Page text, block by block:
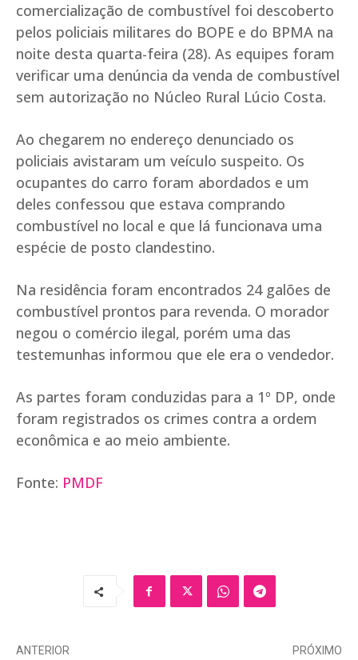
comercialização de combustível foi descoberto
pelos policiais militares do BOPE e do BPMA na
noite desta quarta-feira (28). As equipes foram
verificar uma denúncia da venda de combustível
sem autorização no Núcleo Rural Lúcio Costa.
Ao chegarem no endereço denunciado os
policiais avistaram um veículo suspeito. Os
ocupantes do carro foram abordados e um
deles confessou que estava comprando
combustível no local e que lá funcionava uma
espécie de posto clandestino.
Na residência foram encontrados 24 galões de
combustível prontos para revenda. O morador
negou o comércio ilegal, porém uma das
testemunhas informou que ele era o vendedor.
As partes foram conduzidas para a 1º DP, onde
foram registrados os crimes contra a ordem
econômica e ao meio ambiente.
Fonte: PMDF
ANTERIOR PRÓXIMO